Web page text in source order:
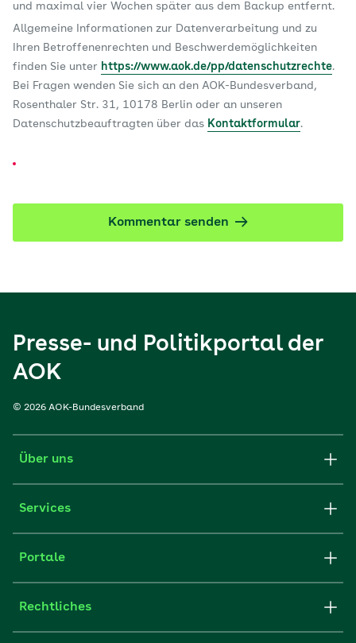
und maximal vier Wochen später aus dem Backup entfernt.
Allgemeine Informationen zur Datenverarbeitung und zu
Ihren Betroffenenrechten und Beschwerdemöglichkeiten
finden Sie unter https://www.aok.de/pp/datenschutzrechte.
Bei Fragen wenden Sie sich an den AOK-Bundesverband,
Rosenthaler Str. 31, 10178 Berlin oder an unseren
Datenschutzbeauftragten über das Kontaktformular.
Kommentar senden
Presse- und Politikportal der
AOK
© 2026 AOK-Bundesverband
Über uns
Services
Portale
Rechtliches